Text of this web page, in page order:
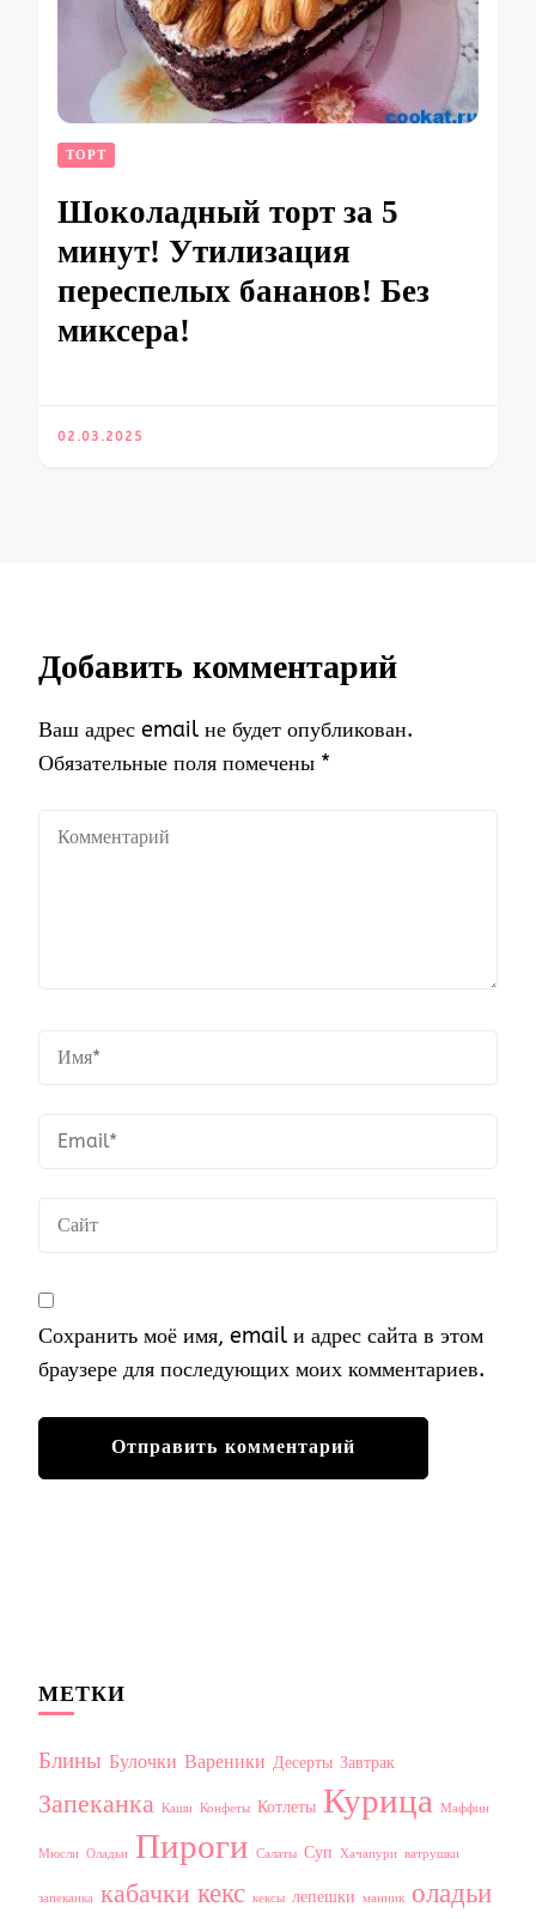
ТОРТ
Шоколадный торт за 5
минут! Утилизация
переспелых бананов! Без
миксера!
02.03.2025
Добавить комментарий
Ваш адрес email не будет опубликован.
Обязательные поля помечены *
Сохранить моё имя, email и адрес сайта в этом
браузере для последующих моих комментариев.
МЕТКИ
Блины Булочки Вареники Десерты Завтрак
Запеканка Каши Конфеты Котлеты Курица Маффин
Мюсли Оладьи Пироги Салаты Суп Хачапури ватрушки
запеканка кабачки кекс кексы лепешки манник оладьи